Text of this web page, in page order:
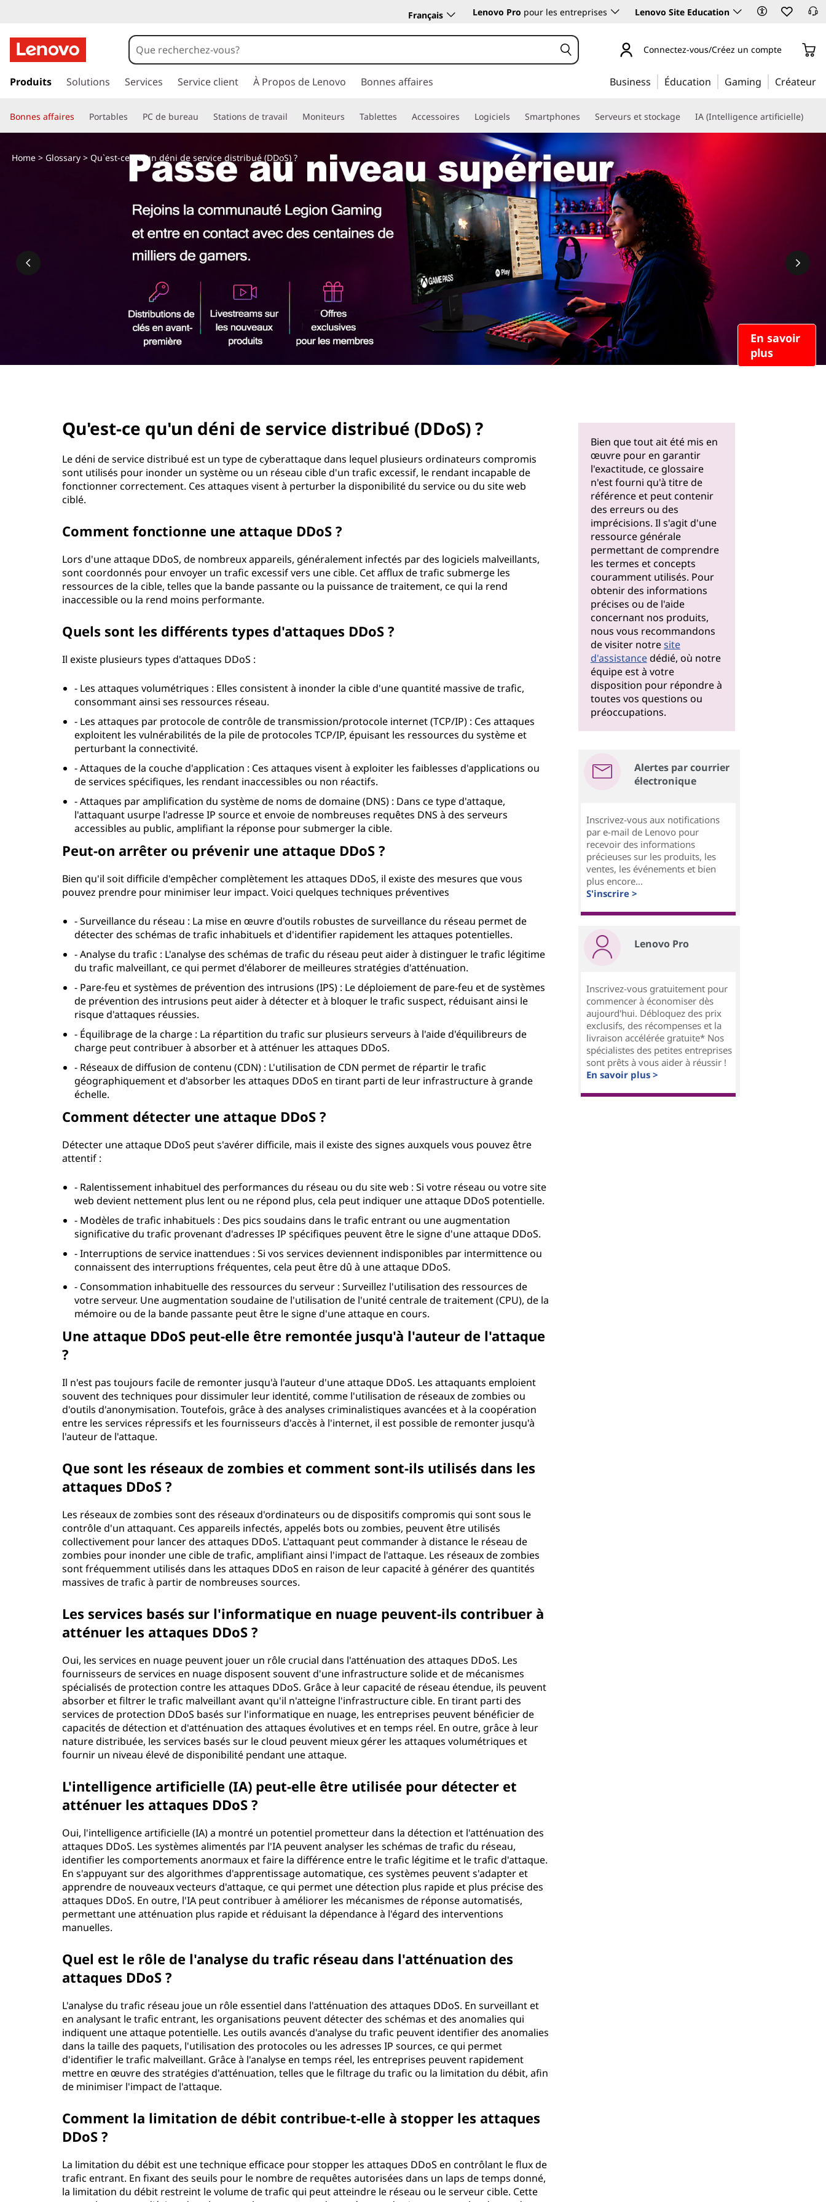
Français Lenovo Pro pour les entreprises Lenovo Site Education
a
e
r
u
a
Connectez-vous/Créez un compte
Produits Solutions Services Service client À Propos de Lenovo Bonnes affaires Business Éducation Gaming Créateur
Bonnes affaires Portables PC de bureau Stations de travail Moniteurs Tablettes Accessoires Logiciels Smartphones Serveurs et stockage IA (Intelligence artificielle)
En savoir
plus
Home> Glossary> Qu`est-ce qu`un déni de service distribué (DDoS) ?
Qu'est-ce qu'un déni de service distribué (DDoS) ?
Le déni de service distribué est un type de cyberattaque dans lequel plusieurs ordinateurs compromis
sont utilisés pour inonder un système ou un réseau cible d'un trafic excessif, le rendant incapable de
fonctionner correctement. Ces attaques visent à perturber la disponibilité du service ou du site web
ciblé.
Comment fonctionne une attaque DDoS ?
Lors d'une attaque DDoS, de nombreux appareils, généralement infectés par des logiciels malveillants,
sont coordonnés pour envoyer un trafic excessif vers une cible. Cet afflux de trafic submerge les
ressources de la cible, telles que la bande passante ou la puissance de traitement, ce qui la rend
inaccessible ou la rend moins performante.
Quels sont les différents types d'attaques DDoS ?
Il existe plusieurs types d'attaques DDoS :
- Les attaques volumétriques : Elles consistent à inonder la cible d'une quantité massive de trafic,
consommant ainsi ses ressources réseau.
- Les attaques par protocole de contrôle de transmission/protocole internet (TCP/IP) : Ces attaques
exploitent les vulnérabilités de la pile de protocoles TCP/IP, épuisant les ressources du système et
perturbant la connectivité.
- Attaques de la couche d'application : Ces attaques visent à exploiter les faiblesses d'applications ou
de services spécifiques, les rendant inaccessibles ou non réactifs.
- Attaques par amplification du système de noms de domaine (DNS) : Dans ce type d'attaque,
l'attaquant usurpe l'adresse IP source et envoie de nombreuses requêtes DNS à des serveurs
accessibles au public, amplifiant la réponse pour submerger la cible.
Peut-on arrêter ou prévenir une attaque DDoS ?
Bien qu'il soit difficile d'empêcher complètement les attaques DDoS, il existe des mesures que vous
pouvez prendre pour minimiser leur impact. Voici quelques techniques préventives
- Surveillance du réseau : La mise en œuvre d'outils robustes de surveillance du réseau permet de
détecter des schémas de trafic inhabituels et d'identifier rapidement les attaques potentielles.
- Analyse du trafic : L'analyse des schémas de trafic du réseau peut aider à distinguer le trafic légitime
du trafic malveillant, ce qui permet d'élaborer de meilleures stratégies d'atténuation.
- Pare-feu et systèmes de prévention des intrusions (IPS) : Le déploiement de pare-feu et de systèmes
de prévention des intrusions peut aider à détecter et à bloquer le trafic suspect, réduisant ainsi le
risque d'attaques réussies.
- Équilibrage de la charge : La répartition du trafic sur plusieurs serveurs à l'aide d'équilibreurs de
charge peut contribuer à absorber et à atténuer les attaques DDoS.
- Réseaux de diffusion de contenu (CDN) : L'utilisation de CDN permet de répartir le trafic
géographiquement et d'absorber les attaques DDoS en tirant parti de leur infrastructure à grande
échelle.
Comment détecter une attaque DDoS ?
Détecter une attaque DDoS peut s'avérer difficile, mais il existe des signes auxquels vous pouvez être
attentif :
- Ralentissement inhabituel des performances du réseau ou du site web : Si votre réseau ou votre site
web devient nettement plus lent ou ne répond plus, cela peut indiquer une attaque DDoS potentielle.
- Modèles de trafic inhabituels : Des pics soudains dans le trafic entrant ou une augmentation
significative du trafic provenant d'adresses IP spécifiques peuvent être le signe d'une attaque DDoS.
- Interruptions de service inattendues : Si vos services deviennent indisponibles par intermittence ou
connaissent des interruptions fréquentes, cela peut être dû à une attaque DDoS.
- Consommation inhabituelle des ressources du serveur : Surveillez l'utilisation des ressources de
votre serveur. Une augmentation soudaine de l'utilisation de l'unité centrale de traitement (CPU), de la
mémoire ou de la bande passante peut être le signe d'une attaque en cours.
Une attaque DDoS peut-elle être remontée jusqu'à l'auteur de l'attaque
?
Il n'est pas toujours facile de remonter jusqu'à l'auteur d'une attaque DDoS. Les attaquants emploient
souvent des techniques pour dissimuler leur identité, comme l'utilisation de réseaux de zombies ou
d'outils d'anonymisation. Toutefois, grâce à des analyses criminalistiques avancées et à la coopération
entre les services répressifs et les fournisseurs d'accès à l'internet, il est possible de remonter jusqu'à
l'auteur de l'attaque.
Que sont les réseaux de zombies et comment sont-ils utilisés dans les
attaques DDoS ?
Les réseaux de zombies sont des réseaux d'ordinateurs ou de dispositifs compromis qui sont sous le
contrôle d'un attaquant. Ces appareils infectés, appelés bots ou zombies, peuvent être utilisés
collectivement pour lancer des attaques DDoS. L'attaquant peut commander à distance le réseau de
zombies pour inonder une cible de trafic, amplifiant ainsi l'impact de l'attaque. Les réseaux de zombies
sont fréquemment utilisés dans les attaques DDoS en raison de leur capacité à générer des quantités
massives de trafic à partir de nombreuses sources.
Les services basés sur l'informatique en nuage peuvent-ils contribuer à
atténuer les attaques DDoS ?
Oui, les services en nuage peuvent jouer un rôle crucial dans l'atténuation des attaques DDoS. Les
fournisseurs de services en nuage disposent souvent d'une infrastructure solide et de mécanismes
spécialisés de protection contre les attaques DDoS. Grâce à leur capacité de réseau étendue, ils peuvent
absorber et filtrer le trafic malveillant avant qu'il n'atteigne l'infrastructure cible. En tirant parti des
services de protection DDoS basés sur l'informatique en nuage, les entreprises peuvent bénéficier de
capacités de détection et d'atténuation des attaques évolutives et en temps réel. En outre, grâce à leur
nature distribuée, les services basés sur le cloud peuvent mieux gérer les attaques volumétriques et
fournir un niveau élevé de disponibilité pendant une attaque.
L'intelligence artificielle (IA) peut-elle être utilisée pour détecter et
atténuer les attaques DDoS ?
Oui, l'intelligence artificielle (IA) a montré un potentiel prometteur dans la détection et l'atténuation des
attaques DDoS. Les systèmes alimentés par l'IA peuvent analyser les schémas de trafic du réseau,
identifier les comportements anormaux et faire la différence entre le trafic légitime et le trafic d'attaque.
En s'appuyant sur des algorithmes d'apprentissage automatique, ces systèmes peuvent s'adapter et
apprendre de nouveaux vecteurs d'attaque, ce qui permet une détection plus rapide et plus précise des
attaques DDoS. En outre, l'IA peut contribuer à améliorer les mécanismes de réponse automatisés,
permettant une atténuation plus rapide et réduisant la dépendance à l'égard des interventions
manuelles.
Quel est le rôle de l'analyse du trafic réseau dans l'atténuation des
attaques DDoS ?
L'analyse du trafic réseau joue un rôle essentiel dans l'atténuation des attaques DDoS. En surveillant et
en analysant le trafic entrant, les organisations peuvent détecter des schémas et des anomalies qui
indiquent une attaque potentielle. Les outils avancés d'analyse du trafic peuvent identifier des anomalies
dans la taille des paquets, l'utilisation des protocoles ou les adresses IP sources, ce qui permet
d'identifier le trafic malveillant. Grâce à l'analyse en temps réel, les entreprises peuvent rapidement
mettre en œuvre des stratégies d'atténuation, telles que le filtrage du trafic ou la limitation du débit, afin
de minimiser l'impact de l'attaque.
Comment la limitation de débit contribue-t-elle à stopper les attaques
DDoS ?
La limitation du débit est une technique efficace pour stopper les attaques DDoS en contrôlant le flux de
trafic entrant. En fixant des seuils pour le nombre de requêtes autorisées dans un laps de temps donné,
la limitation du débit restreint le volume de trafic qui peut atteindre le réseau ou le serveur cible. Cette
Bien que tout ait été mis en
œuvre pour en garantir
l'exactitude, ce glossaire
n'est fourni qu'à titre de
référence et peut contenir
des erreurs ou des
imprécisions. Il s'agit d'une
ressource générale
permettant de comprendre
les termes et concepts
couramment utilisés. Pour
obtenir des informations
précises ou de l'aide
concernant nos produits,
nous vous recommandons
de visiter notresite
d'assistancedédié, où notre
équipe est à votre
disposition pour répondre à
toutes vos questions ou
préoccupations.
Alertes par courrier
électronique
Inscrivez-vous aux notifications
par e-mail de Lenovo pour
recevoir des informations
précieuses sur les produits, les
ventes, les événements et bien
plus encore...
S'inscrire >
Lenovo Pro
Inscrivez-vous gratuitement pour
commencer à économiser dès
aujourd'hui. Débloquez des prix
exclusifs, des récompenses et la
livraison accélérée gratuite* Nos
spécialistes des petites entreprises
sont prêts à vous aider à réussir !
En savoir plus >